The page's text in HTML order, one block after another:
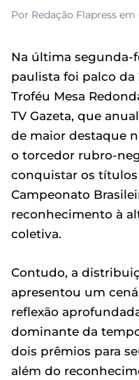
Por Redação Flapress em
Na última segunda-
paulista foi palco da
Troféu Mesa
TV Gazeta, que
de maior destaque
o torcedor rubro-
conquistar os
Campeonato
reconhecimento à
coletiva.
Contudo, a
apresentou um
reflexão
dominante da
dois prêmios para
além do